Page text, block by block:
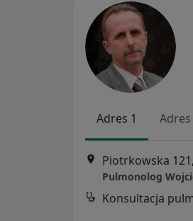
Adres 1 Adres
Piotrkowska
Pulmonolog
Konsultacja